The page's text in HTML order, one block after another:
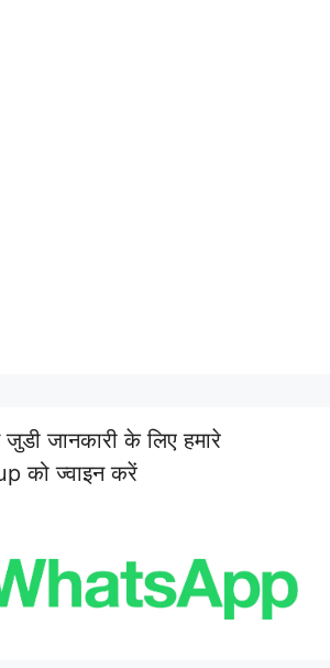
जानकारी के लिए हमारे
को ज्वाइन करें